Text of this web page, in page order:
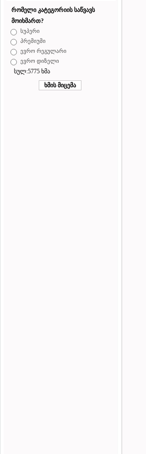
რომელი კატეგორიის საწვავს
მოიხმართ?
სუპერი
პრემიუმი
ევრო რეგულარი
ევრო დიზელი
სულ:5775 ხმა